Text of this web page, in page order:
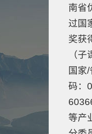
南省
过国
奖获
（
国家
码：
等产